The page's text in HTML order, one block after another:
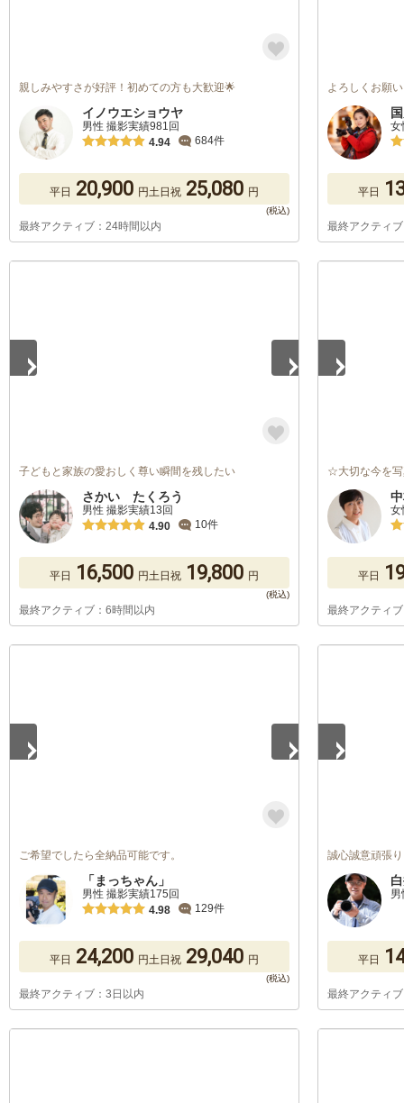
親しみやすさが好評！初めての方も大歓迎🌟
イノウエショウヤ
男性 撮影実績981回
4.94
684件
平日 20,900 円土日祝 25,080 円
最終アクティブ：24時間以内
よろしくお願
女
平日
最終アクティ
子どもと家族の愛おしく尊い瞬間を残したい
さかい たくろう
男性 撮影実績13回
4.90
10件
平日 16,500 円土日祝 19,800 円
最終アクティブ：6時間以内
☆大切な今を
女
平日
最終アクティ
ご希望でしたら全納品可能です。
「まっちゃん」
男性 撮影実績175回
4.98
129件
平日 24,200 円土日祝 29,040 円
最終アクティブ：3日以内
誠心誠意頑張
男
平日
最終アクティ